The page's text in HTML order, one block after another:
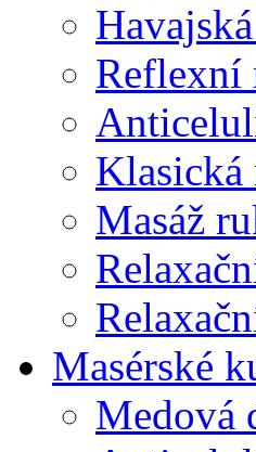
Reflexní
Klasická
Masáž
Masérské
Medová